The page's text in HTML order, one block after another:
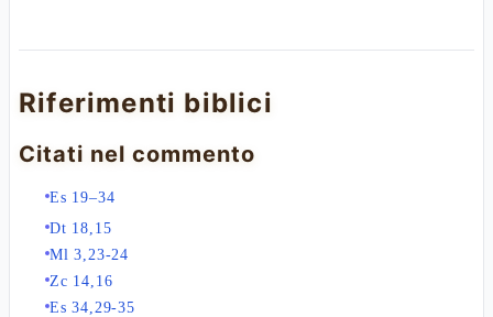
Riferimenti biblici
Citati nel commento
Es 19–34
Dt 18,15
Ml 3,23-24
Zc 14,16
Es 34,29-35